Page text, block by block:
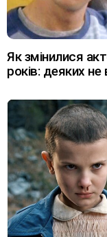
Як змінилися
років: деяких не